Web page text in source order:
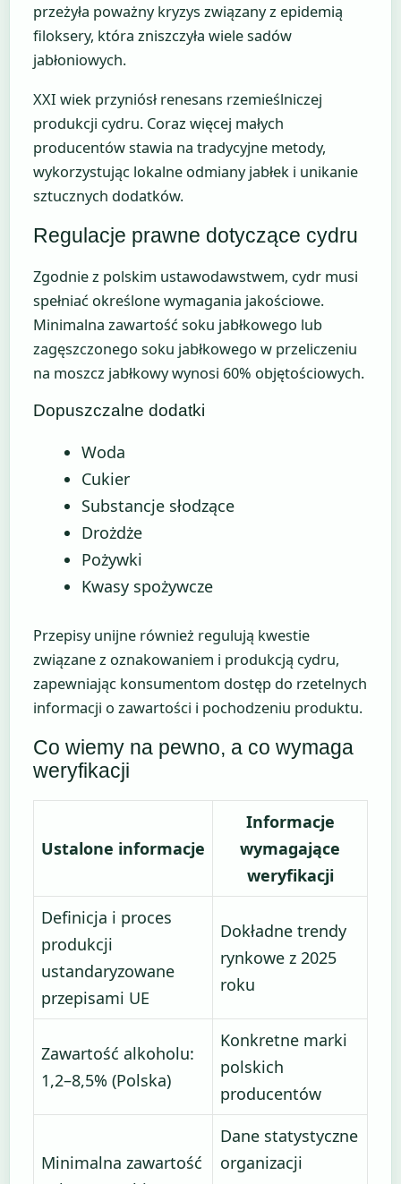
przeżyła poważny kryzys związany z epidemią
filoksery, która zniszczyła wiele sadów
jabłoniowych.
XXI wiek przyniósł renesans rzemieślniczej
produkcji cydru. Coraz więcej małych
producentów stawia na tradycyjne metody,
wykorzystując lokalne odmiany jabłek i unikanie
sztucznych dodatków.
Regulacje prawne dotyczące cydru
Zgodnie z polskim ustawodawstwem, cydr musi
spełniać określone wymagania jakościowe.
Minimalna zawartość soku jabłkowego lub
zagęszczonego soku jabłkowego w przeliczeniu
na moszcz jabłkowy wynosi 60% objętościowych.
Dopuszczalne dodatki
Woda
Cukier
Substancje słodzące
Drożdże
Pożywki
Kwasy spożywcze
Przepisy unijne również regulują kwestie
związane z oznakowaniem i produkcją cydru,
zapewniając konsumentom dostęp do rzetelnych
informacji o zawartości i pochodzeniu produktu.
Co wiemy na pewno, a co wymaga
weryfikacji
Ustalone informacje
Informacje
wymagające
weryfikacji
Definicja i proces
produkcji
ustandaryzowane
przepisami UE
Dokładne trendy
rynkowe z 2025
roku
Zawartość alkoholu:
1,2–8,5% (Polska)
Konkretne marki
polskich
producentów
Minimalna zawartość
Dane statystyczne
organizacji